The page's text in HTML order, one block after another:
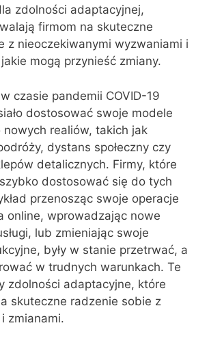
zdolności adaptacyjnej,
firmom na skuteczne
z nieoczekiwanymi wyzwaniami i
mogą przynieść zmiany.
czasie pandemii COVID-19
dostosować swoje modele
realiów, takich jak
dystans społeczny czy
detalicznych. Firmy, które
dostosować się do tych
przenosząc swoje operacje
online, wprowadzając nowe
lub zmieniając swoje
były w stanie przetrwać, a
w trudnych warunkach. Te
zdolności adaptacyjne, które
skuteczne radzenie sobie z
zmianami.